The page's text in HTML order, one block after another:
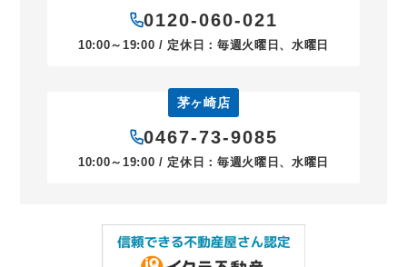
0120-060-021
10:00～19:00 / 定休日：毎週火曜日、水曜日
茅ヶ崎店
0467-73-9085
10:00～19:00 / 定休日：毎週火曜日、水曜日